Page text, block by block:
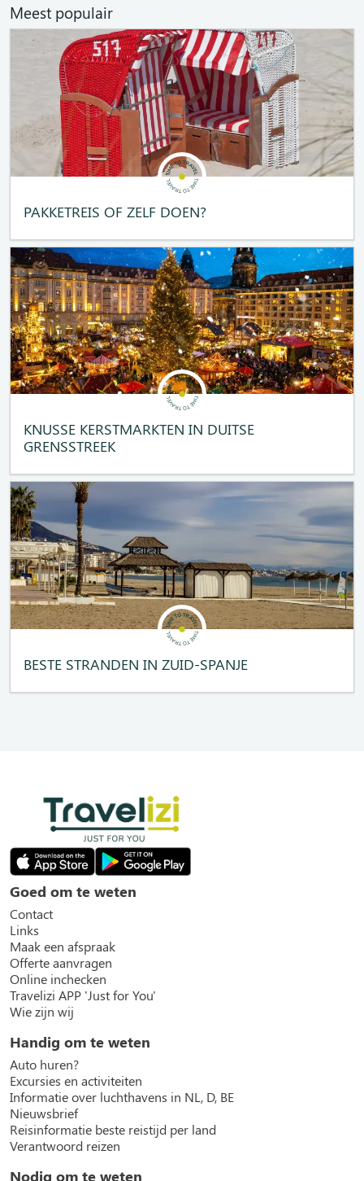
Meest populair
PAKKETREIS OF ZELF DOEN?
KNUSSE KERSTMARKTEN IN DUITSE
GRENSSTREEK
BESTE STRANDEN IN ZUID-SPANJE
Goed om te weten
Contact
Links
Maak een afspraak
Offerte aanvragen
Online inchecken
Travelizi APP 'Just for You'
Wie zijn wij
Handig om te weten
Auto huren?
Excursies en activiteiten
Informatie over luchthavens in NL, D, BE
Nieuwsbrief
Reisinformatie beste reistijd per land
Verantwoord reizen
Nodig om te weten